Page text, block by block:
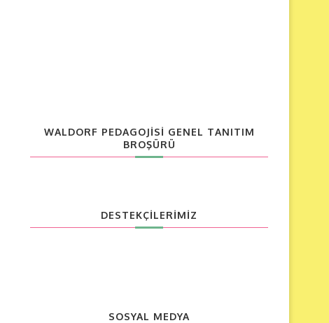
WALDORF PEDAGOJISI GENEL TANITIM
BROŞÜRÜ
DESTEKÇİLERİMİZ
SOSYAL MEDYA